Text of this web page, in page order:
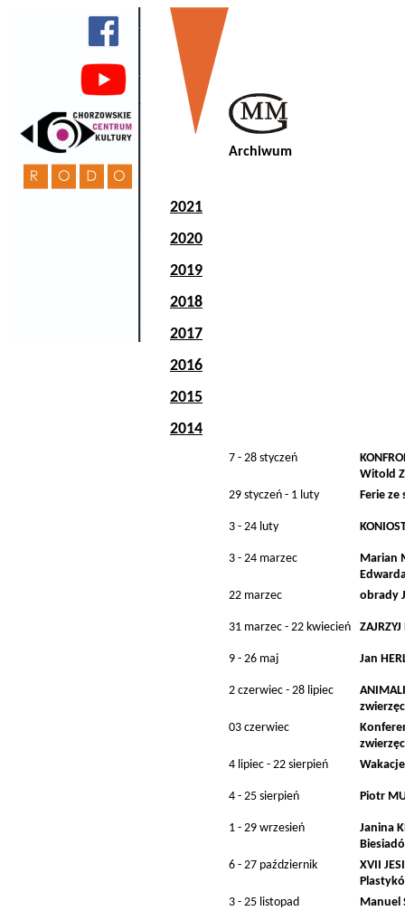
Archiwum
2021
2020
2019
2018
2017
2016
2015
2014
7 - 28 styczeń
Witold
29 styczeń - 1 luty
Ferie ze
3 - 24 luty
3 - 24 marzec
Marian
22 marzec
obrady
31 marzec - 22 kwiecień
9 - 26 maj Jan
2 czerwiec - 28 lipiec
03 czerwiec
4 lipiec - 22 sierpień
4 - 25 sierpień Piotr
1 - 29 wrzesień
Janina
6 - 27 październik
XVII
3 - 25 listopad
Manuel